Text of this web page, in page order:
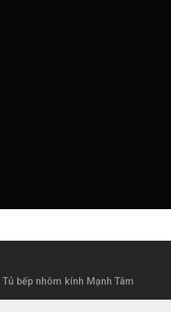
Tủ bếp nhôm kính Mạnh Tâm